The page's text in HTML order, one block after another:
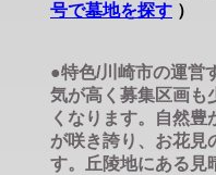
号で墓地を探す ）
●特色/川崎市の運営
気が高く募集区画も
くなります。自然
が咲き誇り、お花見
す。丘陵地にある見